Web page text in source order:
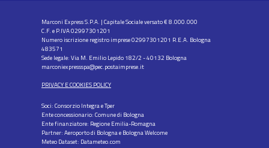
Marconi Express S.P.A. | Capitale Sociale versato € 8.000.000
C.F. e P.IVA 02997301201
Numero iscrizione registro imprese 02997301201 R.E.A. Bologna
483571
Sede legale: Via M. Emilio Lepido 182/2 - 40132 Bologna
marconiexpressspa@pec.postaimprese.it
PRIVACY E COOKIES POLICY
Soci: Consorzio Integra e Tper
Ente concessionario: Comune di Bologna
Ente finanziatore: Regione Emilia-Romagna
Partner: Aeroporto di Bologna e Bologna Welcome
Meteo Dataset: Datameteo.com